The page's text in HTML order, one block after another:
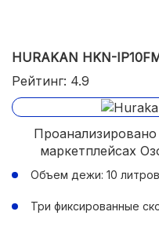
HURAKAN HKN-
Рейтинг: 4.9
маркетплейсах
Объем дежи: 10 литров
Три фиксированные